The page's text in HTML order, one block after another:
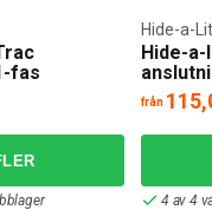
fas
Hide-
Hide-a-
från
4 av 4